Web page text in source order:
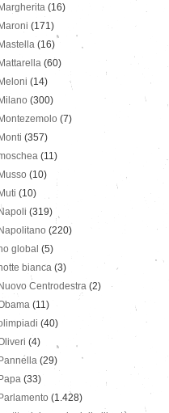
Margherita (16)
Maroni (171)
Mastella (16)
Mattarella (60)
Meloni (14)
Milano (300)
Montezemolo (7)
Monti (357)
(11)
Musso (10)
Muti (10)
Napoli (319)
Napolitano (220)
global (5)
bianca (3)
Nuovo Centrodestra (2)
(11)
(40)
(4)
Pannella (29)
Papa (33)
Parlamento (1.428)